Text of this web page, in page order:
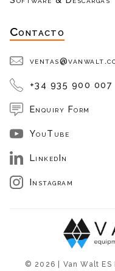
Contacto
+34 935 900 007
Enquiry Form
YouTube
LinkedIn
Instagram
© 2026 | Van Walt